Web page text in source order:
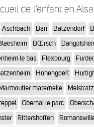
de l’enfant en
Aschbach Barr Batzendorf
BŒrsch
le bas Flexbourg
Hohengoeft
maternelle
Obernai le parc
Rittershoffen